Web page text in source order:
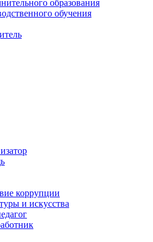
образования
обучения
коррупции
и искусства